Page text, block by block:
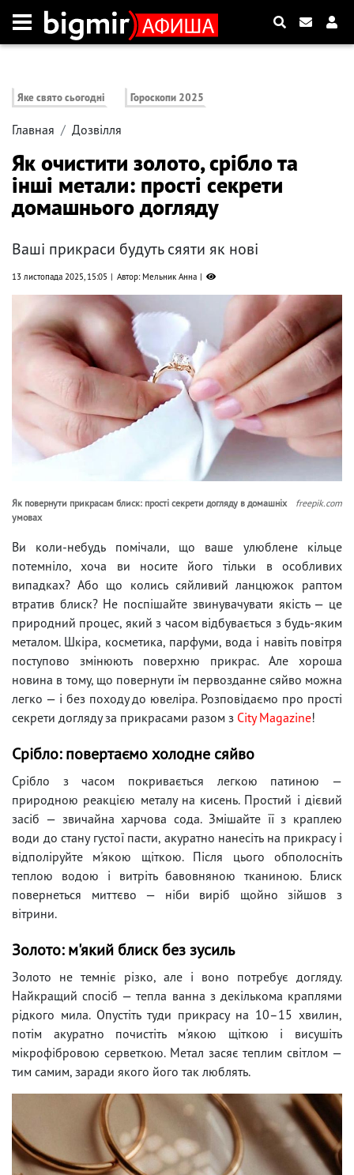
Яке свято сьогодні Гороскопи 2025
Главная Дозвілля
Як очистити золото, срібло та
інші метали: прості секрети
домашнього догляду
Ваші прикраси будуть сяяти як нові
13 листопада 2025, 15:05 Автор: Мельник Анна
Як повернути прикрасам блиск: прості секрети догляду в домашніх
умовах
freepik.com
Ви коли-небудь помічали, що ваше улюблене кільце
потемніло, хоча ви носите його тільки в особливих
випадках? Або що колись сяйливий ланцюжок раптом
втратив блиск? Не поспішайте звинувачувати якість — це
природний процес, який з часом відбувається з будь-яким
металом. Шкіра, косметика, парфуми, вода і навіть повітря
поступово змінюють поверхню прикрас. Але хороша
новина в тому, що повернути їм первозданне сяйво можна
легко — і без походу до ювеліра. Розповідаємо про прості
секрети догляду за прикрасами разом з City Magazine!
Срібло: повертаємо холодне сяйво
Срібло з часом покривається легкою патиною —
природною реакцією металу на кисень. Простий і дієвий
засіб — звичайна харчова сода. Змішайте її з краплею
води до стану густої пасти, акуратно нанесіть на прикрасу і
відполіруйте м'якою щіткою. Після цього обполосніть
теплою водою і витріть бавовняною тканиною. Блиск
повернеться миттєво — ніби виріб щойно зійшов з
вітрини.
Золото: м'який блиск без зусиль
Золото не темніє різко, але і воно потребує догляду.
Найкращий спосіб — тепла ванна з декількома краплями
рідкого мила. Опустіть туди прикрасу на 10–15 хвилин,
потім акуратно почистіть м'якою щіткою і висушіть
мікрофібровою серветкою. Метал засяє теплим світлом —
тим самим, заради якого його так люблять.